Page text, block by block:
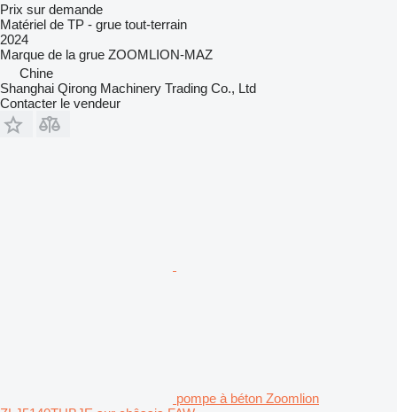
Prix sur demande
Matériel de TP - grue tout-terrain
2024
Marque de la grue ZOOMLION-MAZ
Chine
Shanghai Qirong Machinery Trading Co., Ltd
Contacter le vendeur
pompe à béton Zoomlion